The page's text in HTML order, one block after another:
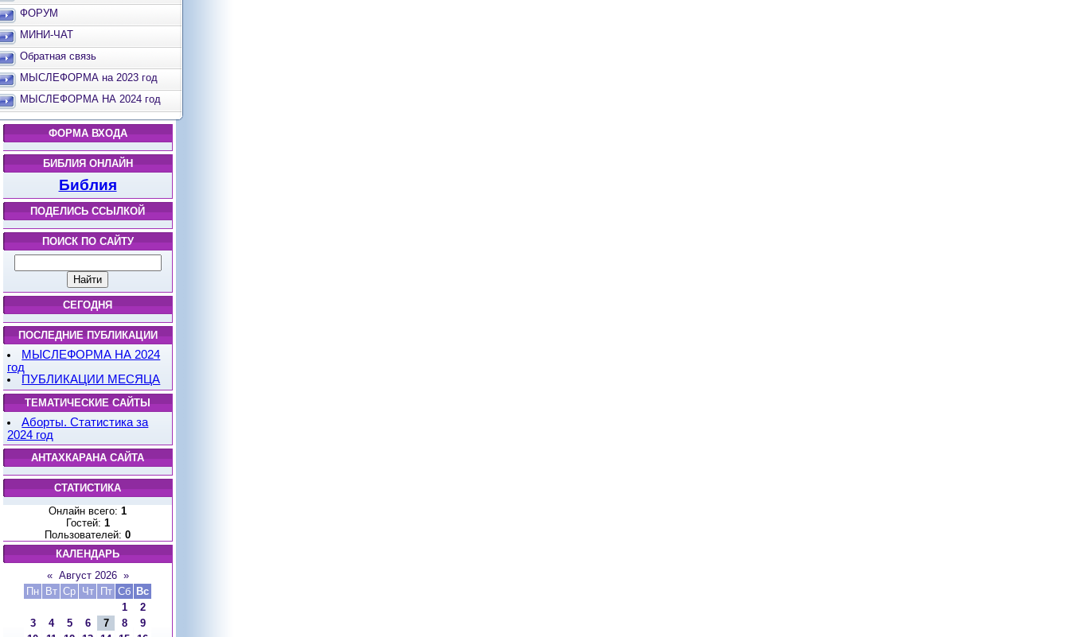
ФОРУМ
МИНИ-ЧАТ
Обратная связь
МЫСЛЕФОРМА на 2023 год
МЫСЛЕФОРМА НА 2024 год
ФОРМА ВХОДА
БИБЛИЯ ОНЛАЙН
Библия
ПОДЕЛИСЬ ССЫЛКОЙ
ПОИСК ПО САЙТУ
СЕГОДНЯ
ПОСЛЕДНИЕ ПУБЛИКАЦИИ
МЫСЛЕФОРМА НА 2024
год
ПУБЛИКАЦИИ МЕСЯЦА
ТЕМАТИЧЕСКИЕ САЙТЫ
Аборты. Статистика за
2024 год
АНТАХКАРАНА САЙТА
СТАТИСТИКА
Онлайн всего: 1
Гостей: 1
Пользователей: 0
КАЛЕНДАРЬ
« Август 2026 »
Пн
Вт Ср Чт Пт Сб Вс
1
2
3
4 5 6 7 8
9